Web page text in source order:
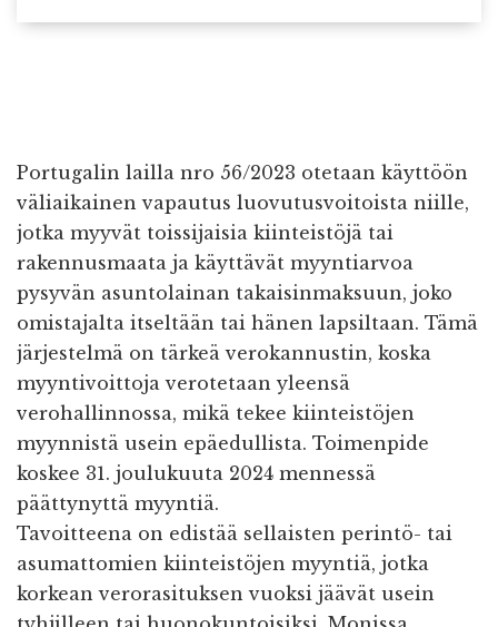
Portugalin lailla nro 56/2023 otetaan käyttöön
väliaikainen vapautus luovutusvoitoista niille,
jotka myyvät toissijaisia kiinteistöjä tai
rakennusmaata ja käyttävät myyntiarvoa
pysyvän asuntolainan takaisinmaksuun, joko
omistajalta itseltään tai hänen lapsiltaan. Tämä
järjestelmä on tärkeä verokannustin, koska
myyntivoittoja verotetaan yleensä
verohallinnossa, mikä tekee kiinteistöjen
myynnistä usein epäedullista. Toimenpide
koskee 31. joulukuuta 2024 mennessä
päättynyttä myyntiä.
Tavoitteena on edistää sellaisten perintö- tai
asumattomien kiinteistöjen myyntiä, jotka
korkean verorasituksen vuoksi jäävät usein